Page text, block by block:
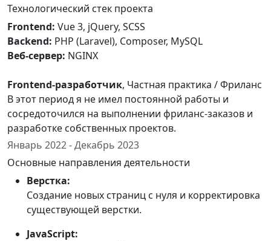
Технологический стек проекта
Frontend: Vue 3, jQuery, SCSS
Backend: PHP (Laravel), Composer, MySQL
Веб-сервер: NGINX
Frontend-разработчик, Частная практика / Фриланс
В этот период я не имел постоянной работы и
сосредоточился на выполнении фриланс-заказов и
разработке собственных проектов.
Январь 2022 - Декабрь 2023
Основные направления деятельности
Верстка:
Создание новых страниц с нуля и корректировка
существующей верстки.
JavaScript: